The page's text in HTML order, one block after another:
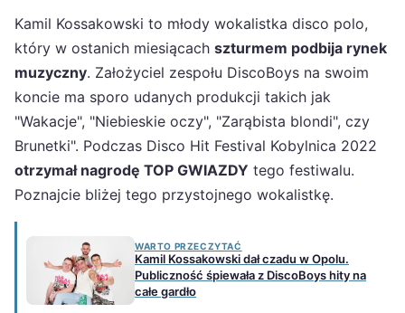
Kamil Kossakowski to młody wokalistka disco polo,
który w ostanich miesiącach szturmem podbija rynek
muzyczny. Założyciel zespołu DiscoBoys na swoim
koncie ma sporo udanych produkcji takich jak
"Wakacje", "Niebieskie oczy", "Zarąbista blondi", czy
Brunetki". Podczas Disco Hit Festival Kobylnica 2022
otrzymał nagrodę TOP GWIAZDY tego festiwalu.
Poznajcie bliżej tego przystojnego wokalistkę.
WARTO PRZECZYTAĆ
Kamil Kossakowski dał czadu w Opolu.
Publiczność śpiewała z DiscoBoys hity na
całe gardło